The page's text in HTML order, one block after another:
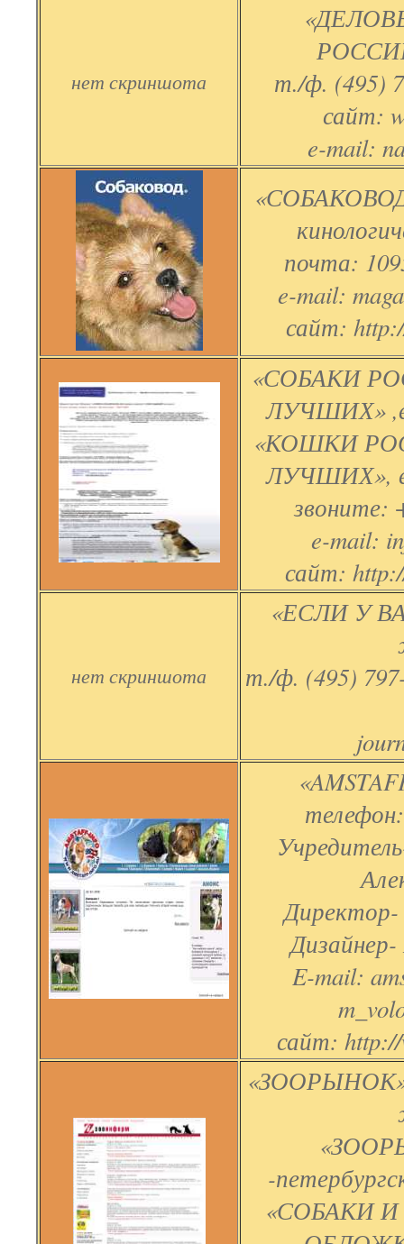
нет скриншота
т./ф. (495)
сайт:
e-mail:
почта:
e-mail:
сайт:
«СОБАКИ
ЛУЧШИХ»
«КОШКИ
ЛУЧШИХ»,
звоните:
e-mail:
сайт:
нет скриншота
«ЕСЛИ У
т./ф. (495)
E-mail:
сайт:
«ЗООРЫНОК»
-
«СОБАКИ